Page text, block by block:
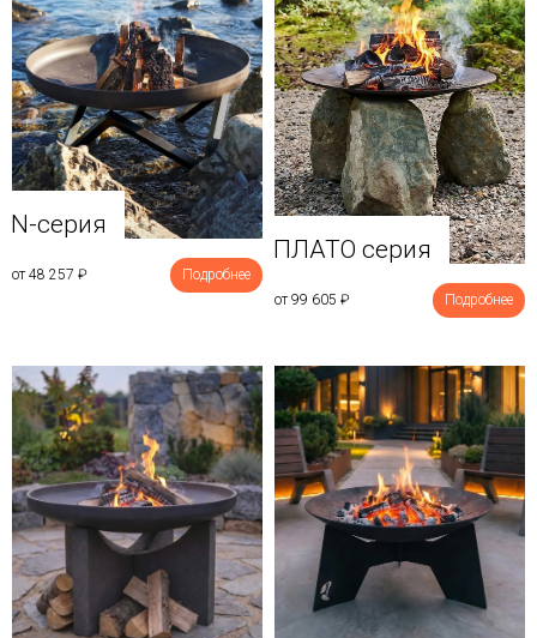
N-серия
от 48 257 ₽ Подробнее
ПЛАТО серия
от 99 605 ₽ Подробнее